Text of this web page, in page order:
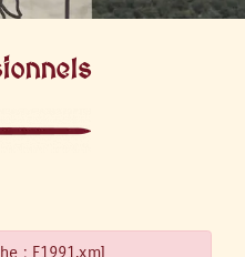
: F1991.xml